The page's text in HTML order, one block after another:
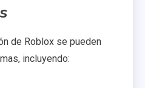
de Roblox se pueden
incluyendo: